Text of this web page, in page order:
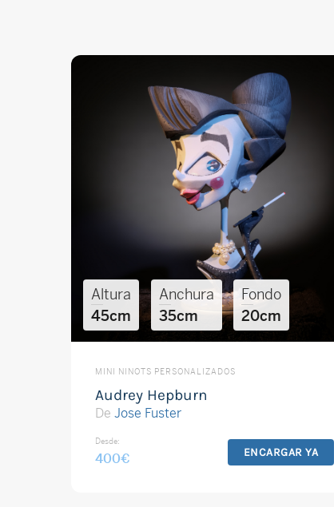
Altura
45cm
Anchura
35cm
Fondo
20cm
MINI NINOTS PERSONALIZADOS
Audrey Hepburn
De Jose Fuster
Desde:
400€ ENCARGAR YA